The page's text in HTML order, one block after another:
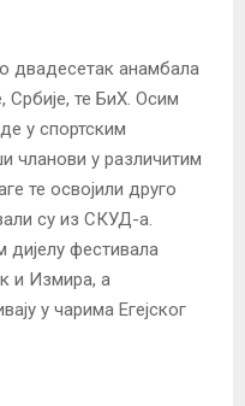
двадесетак анамбала
Србије, те БиХ. Осим
у спортским
чланови у различитим
те освојили друго
су из СКУД-а.
фестивала
и Измира, а
у чарима Егејског